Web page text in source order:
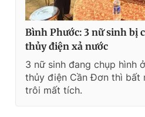
Bình Phước: 3 nữ sinh bị
thủy điện xả nước
3 nữ sinh đang chụp hình
thủy điện Cần Đơn thì bất
trôi mất tích.